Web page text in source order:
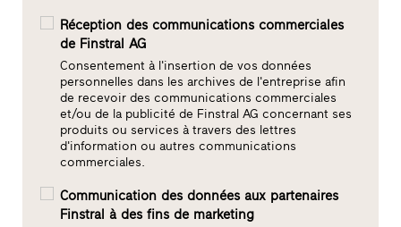
Réception des communications commerciales
de Finstral AG
Consentement à l'insertion de vos données
personnelles dans les archives de l'entreprise afin
de recevoir des communications commerciales
et/ou de la publicité de Finstral AG concernant ses
produits ou services à travers des lettres
d'information ou autres communications
commerciales.
Communication des données aux partenaires
Finstral à des fins de marketing